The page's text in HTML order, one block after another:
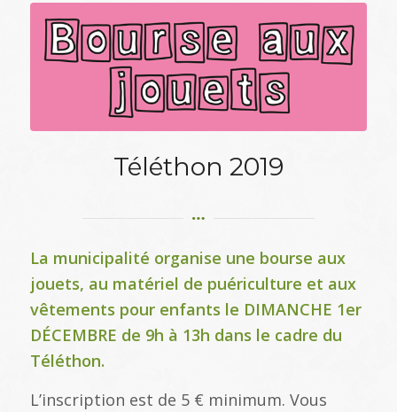
Téléthon 2019
La municipalité organise une bourse aux
jouets, au matériel de puériculture et aux
vêtements pour enfants le DIMANCHE 1er
DÉCEMBRE de 9h à 13h dans le cadre du
Téléthon.
L’inscription est de 5 € minimum. Vous